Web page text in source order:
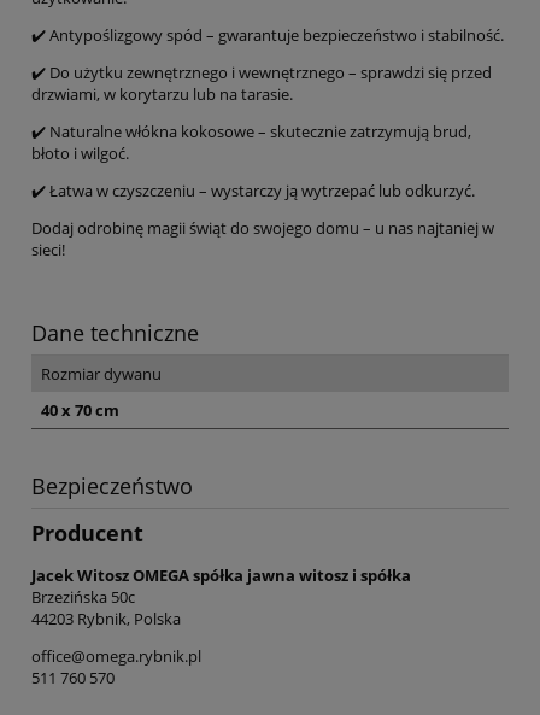
✔️ Antypoślizgowy spód – gwarantuje bezpieczeństwo i stabilność.
✔️ Do użytku zewnętrznego i wewnętrznego – sprawdzi się przed
drzwiami, w korytarzu lub na tarasie.
✔️ Naturalne włókna kokosowe – skutecznie zatrzymują brud,
błoto i wilgoć.
✔️ Łatwa w czyszczeniu – wystarczy ją wytrzepać lub odkurzyć.
Dodaj odrobinę magii świąt do swojego domu – u nas najtaniej w
sieci!
Dane techniczne
Rozmiar dywanu
40 x 70 cm
Bezpieczeństwo
Producent
Jacek Witosz OMEGA spółka jawna witosz i spółka
Brzezińska 50c
44203 Rybnik, Polska
office@omega.rybnik.pl
511 760 570